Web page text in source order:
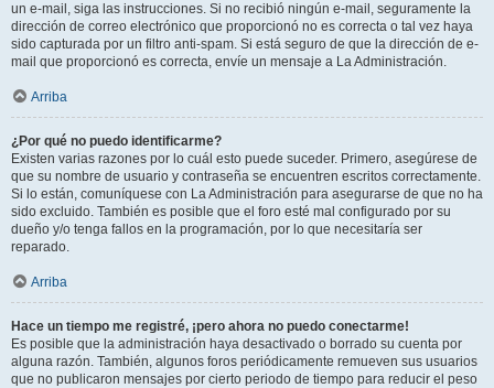
un e-mail, siga las instrucciones. Si no recibió ningún e-mail, seguramente la
dirección de correo electrónico que proporcionó no es correcta o tal vez haya
sido capturada por un filtro anti-spam. Si está seguro de que la dirección de e-
mail que proporcionó es correcta, envíe un mensaje a La Administración.
Arriba
¿Por qué no puedo identificarme?
Existen varias razones por lo cuál esto puede suceder. Primero, asegúrese de
que su nombre de usuario y contraseña se encuentren escritos correctamente.
Si lo están, comuníquese con La Administración para asegurarse de que no ha
sido excluido. También es posible que el foro esté mal configurado por su
dueño y/o tenga fallos en la programación, por lo que necesitaría ser
reparado.
Arriba
Hace un tiempo me registré, ¡pero ahora no puedo conectarme!
Es posible que la administración haya desactivado o borrado su cuenta por
alguna razón. También, algunos foros periódicamente remueven sus usuarios
que no publicaron mensajes por cierto periodo de tiempo para reducir el peso